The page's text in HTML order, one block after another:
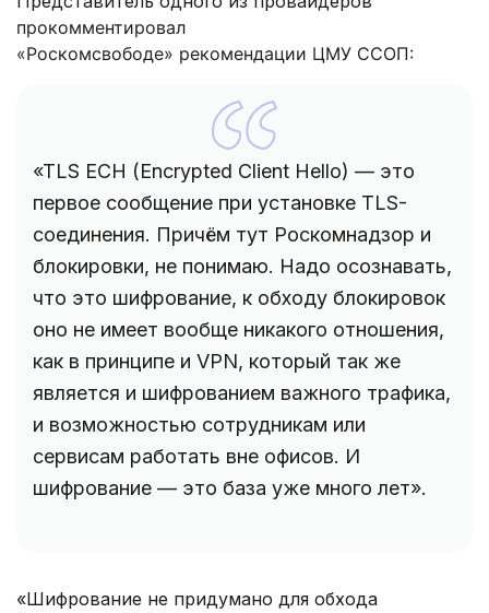
прокомментировал
«Роскомсвободе» рекомендации ЦМУ ССОП:
«TLS ECH (Encrypted Client Hello) — это
первое сообщение при установке TLS-
соединения. Причём тут Роскомнадзор и
блокировки, не понимаю. Надо осознавать,
что это шифрование, к обходу блокировок
оно не имеет вообще никакого отношения,
как в принципе и VPN, который так же
является и шифрованием важного трафика,
и возможностью сотрудникам или
сервисам работать вне офисов. И
шифрование — это база уже много лет».
«Шифрование не придумано для обхода